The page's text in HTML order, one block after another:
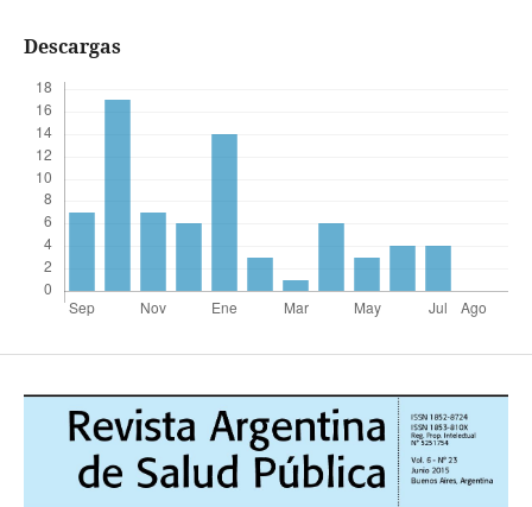
Descargas